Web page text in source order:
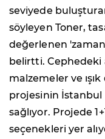
seviyede
söyleyen Toner,
değerlenen
belirtti. Cephedeki
malzemeler ve
projesinin İstanbul
sağlıyor. Projede
seçenekleri yer